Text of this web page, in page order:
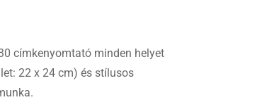
címkenyomtató minden helyet
22 x 24 cm) és stílusos